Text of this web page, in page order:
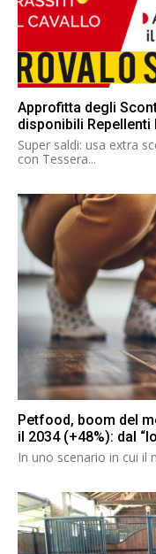
Approfitta degli
disponibili Repellenti
Super saldi: usa extra
con Tessera...
Petfood, boom del
il 2034 (+48%): dal
In uno scenario in cui il